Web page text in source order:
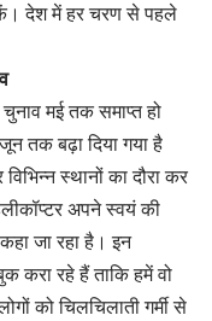
देश में हर चरण से पहले
मई तक समाप्त हो
तक बढ़ा दिया गया है
विभिन्न स्थानों का दौरा कर
अपने स्वयं की
जा रहा है। इन
करा रहे हैं ताकि हमें वो
को चिलचिलाती गर्मी से